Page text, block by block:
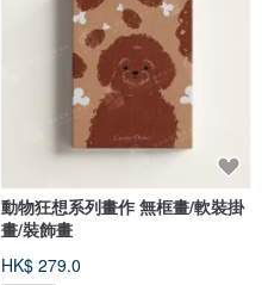
動物狂想系列畫作 無框畫/軟裝掛
畫/裝飾畫
HK$ 279.0